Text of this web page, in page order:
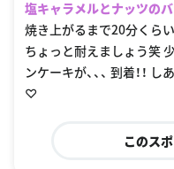
塩キャラメルとナッツの
焼き上がるまで20分くら
ちょっと耐えましょう笑
ンケーキが、、、 到着！
♡
このス